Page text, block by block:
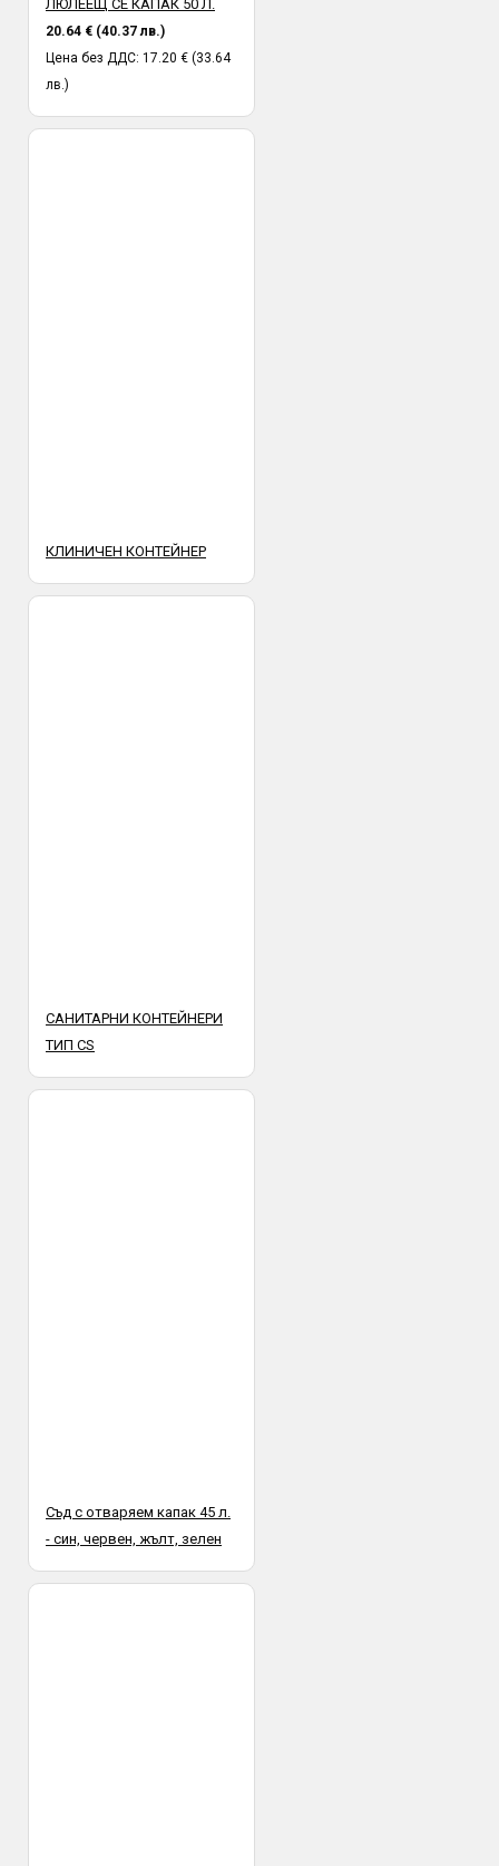
ЛЮЛЕЕЩ СЕ КАПАК 50 Л.
20.64 € (40.37 лв.)
Цена без ДДС: 17.20 € (33.64
лв.)
КЛИНИЧЕН КОНТЕЙНЕР
САНИТАРНИ КОНТЕЙНЕРИ
ТИП CS
Съд с отваряем капак 45 л.
- син, червен, жълт, зелен